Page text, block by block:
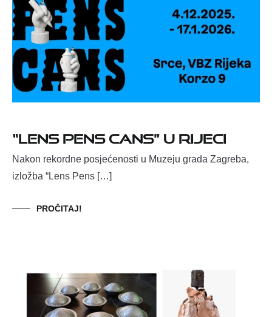
“Lens Pens Cans” u Rijeci
Nakon rekordne posjećenosti u Muzeju grada Zagreba,
izložba “Lens Pens […]
PROČITAJ!